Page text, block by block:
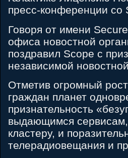
пресс-конференции со
Говоря от имени
офиса новостной
поздравил Scope с
независимой
Отметив огромный
граждан планет
признательность
выдающимся
кластеру, и
телерадиовещания и